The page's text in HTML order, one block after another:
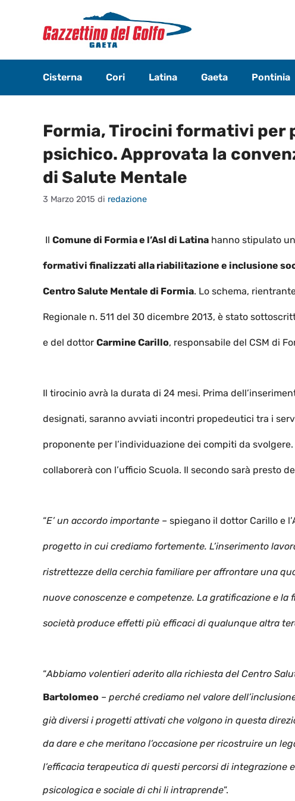
contenuto
Cisterna Cori Latina Gaeta Pontinia
Formia, Tirocini formativi per
psichico. Approvata la
di Salute Mentale
3 Marzo 2015 di redazione
Il Comune di Formia e l’Asl di Latina hanno stipulato
formativi finalizzati alla riabilitazione e inclusione
Centro Salute Mentale di Formia. Lo schema,
Regionale n. 511 del 30 dicembre 2013, è stato
e del dottor Carmine Carillo, responsabile del CSM di
Il tirocinio avrà la durata di 24 mesi. Prima
designati, saranno avviati incontri propedeutici tra i
proponente per l’individuazione dei compiti da
collaborerà con l’ufficio Scuola. Il secondo sarà presto
“E’ un accordo importante – spiegano il dottor Carillo e
progetto in cui crediamo fortemente. L’inserimento
ristrettezze della cerchia familiare per affrontare una
nuove conoscenze e competenze. La gratificazione e
società produce effetti più efficaci di qualunque altra
“Abbiamo volentieri aderito alla richiesta del Centro
Bartolomeo – perché crediamo nel valore
già diversi i progetti attivati che volgono in questa
da dare e che meritano l’occasione per ricostruire un
l’efficacia terapeutica di questi percorsi di integrazione
psicologica e sociale di chi li intraprende”.